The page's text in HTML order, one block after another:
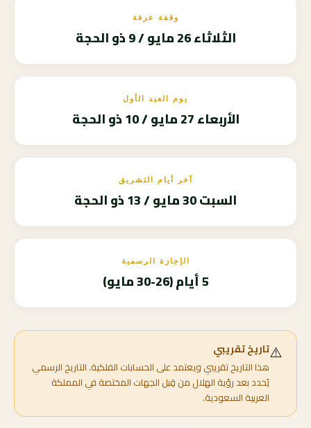
وقفة عرفة
الثلاثاء 26 مايو / 9 ذو الحجة
يوم العيد الأول
الأربعاء 27 مايو / 10 ذو الحجة
آخر أيام التشريق
السبت 30 مايو / 13 ذو الحجة
الإجازة الرسمية
5 أيام (26-30 مايو)
⚠️تاريخ تقريبي
هذا التاريخ تقريبي ويعتمد على الحسابات الفلكية. التاريخ الرسمي
يُحدد بعد رؤية الهلال من قِبل الجهات المختصة في المملكة
العربية السعودية.